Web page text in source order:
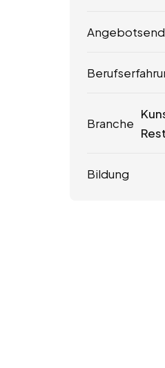
Branche
Bildung